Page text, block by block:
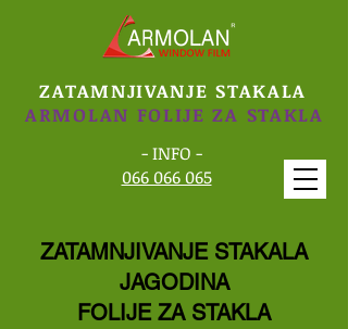
ZATAMNJIVANJE STAKALA
ARMOLAN FOLIJE ZA STAKLA
- INFO -
066 066 065
ZATAMNJIVANJE STAKALA
JAGODINA
FOLIJE ZA STAKLA